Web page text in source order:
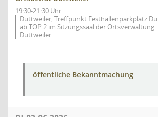
19:30-21:30 Uhr
Duttweiler, Treffpunkt Festhallenparkplatz
ab TOP 2 im Sitzungssaal der Ortsverwaltung
Duttweiler
öffentliche Bekanntmachung